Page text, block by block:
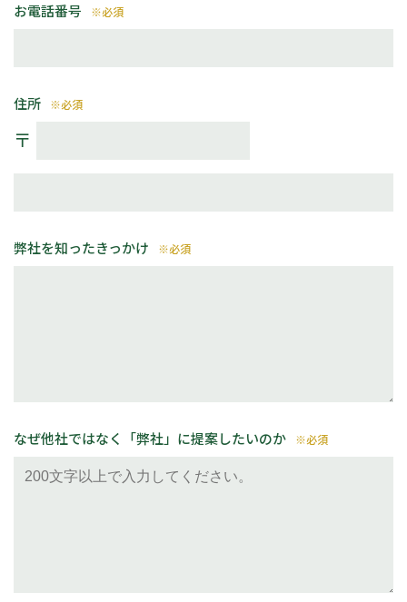
お電話番号 ※必須
住所 ※必須
〒
弊社を知ったきっかけ ※必須
なぜ他社ではなく「弊社」に提案したいのか ※必須